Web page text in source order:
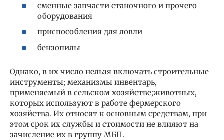
сменные запчасти станочного и прочего
оборудования
приспособления для ловли
бензопилы
Однако, в их число нельзя включать строительные
инструменты; механизмы инвентарь,
применяемый в сельском хозяйстве;животных,
которых используют в работе фермерского
хозяйства. Их относят к основным средствам, при
этом срок их службы и стоимости не влияют на
зачисление их в группу МБП.